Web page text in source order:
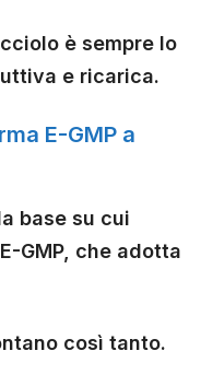
è sempre lo
e ricarica.
E-GMP a
base su cui
GMP, che adotta
così tanto.